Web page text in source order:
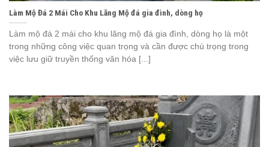
Làm Mộ Đá 2 Mái Cho Khu Lăng Mộ đá gia đình, dòng họ
Làm mộ đá 2 mái cho khu lăng mộ đá gia đình, dòng họ là một
trong những công việc quan trọng và cần được chú trọng trong
việc lưu giữ truyền thống văn hóa [...]